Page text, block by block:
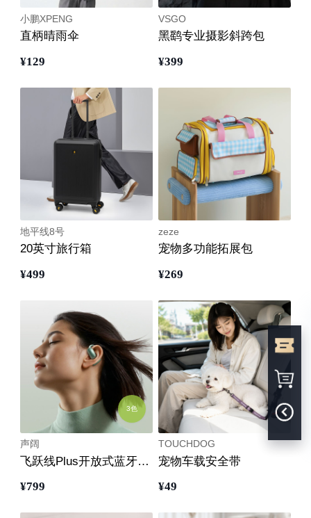
小鹏XPENG
直柄晴雨伞
¥129
VSGO
黑鹞专业摄影斜跨包
¥399
地平线8号
20英寸旅行箱
¥499
zeze
宠物多功能拓展包
¥269
3色
声阔
飞跃线Plus开放式蓝牙耳机
¥799
TOUCHDOG
宠物车载安全带
¥49